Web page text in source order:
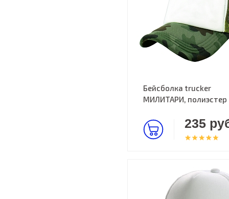
Бейсболка trucker
МИЛИТАРИ, полиэстер
235